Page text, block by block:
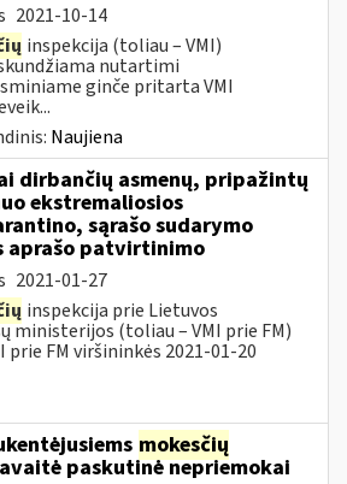
2021-10-14
inspekcija (toliau – VMI)
nutartimi
ginče pritarta VMI
Naujiena
dirbančių asmenų, pripažintų
ekstremaliosios
sąrašo sudarymo
patvirtinimo
2021-01-27
inspekcija prie Lietuvos
ministerijos (toliau – VMI prie FM)
FM viršininkės 2021-01-20
mokesčių
paskutinė nepriemokai